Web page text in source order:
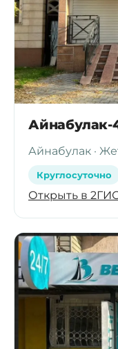
Айнабулак-
Айнабулак ·
Круглосуточно
Открыть в